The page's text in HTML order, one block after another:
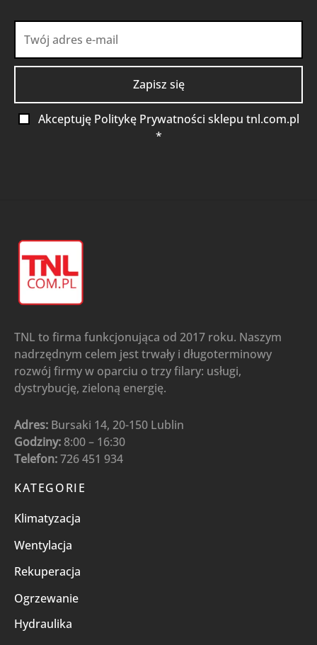
Akceptuję Politykę Prywatności sklepu tnl.com.pl
*
TNL to firma funkcjonująca od 2017 roku. Naszym
nadrzędnym celem jest trwały i długoterminowy
rozwój firmy w oparciu o trzy filary: usługi,
dystrybucję, zieloną energię.
Adres: Bursaki 14, 20-150 Lublin
Godziny: 8:00 – 16:30
Telefon:726 451 934
KATEGORIE
Klimatyzacja
Wentylacja
Rekuperacja
Ogrzewanie
Hydraulika